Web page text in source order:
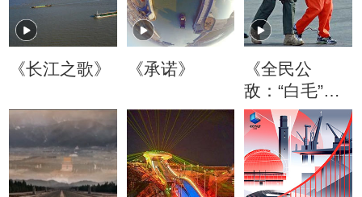
《长江之歌》 《承诺》
《全民公
敌：“白毛”巴
尔杰》精编版